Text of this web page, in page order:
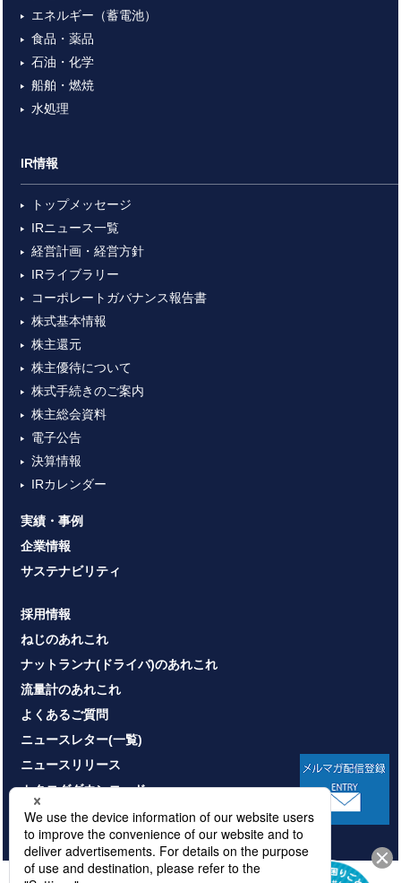
エネルギー（蓄電池）
食品・薬品
石油・化学
船舶・燃焼
水処理
IR情報
トップメッセージ
IRニュース一覧
経営計画・経営方針
IRライブラリー
コーポレートガバナンス報告書
株式基本情報
株主還元
株主優待について
株式手続きのご案内
株主総会資料
電子公告
決算情報
IRカレンダー
実績・事例
企業情報
サステナビリティ
採用情報
ねじのあれこれ
ナットランナ(ドライバ)のあれこれ
流量計のあれこれ
よくあるご質問
ニュースレター(一覧)
ニュースリリース
カタログダウンロード
お問い合わせ
プライバシーポリシー 情報セキュリティ基本方針